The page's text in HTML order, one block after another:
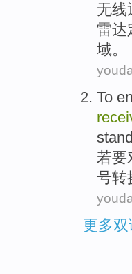
无线
雷达
域。
To
若要
号转
更多